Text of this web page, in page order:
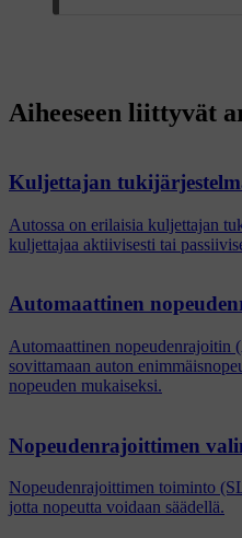
Aiheeseen liittyvät
Kuljettajan
Autossa on erilaisia kuljettajan
kuljettajaa aktiivisesti tai
Automaattinen
Automaattinen nopeudenrajoitin
sovittamaan auton
nopeuden mukaiseksi.
Nopeudenrajoittimen
Nopeudenrajoittimen toiminto
jotta nopeutta voidaan säädellä.